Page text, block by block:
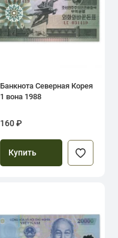
Банкнота Северная Корея
1 вона 1988
160 ₽
Купить